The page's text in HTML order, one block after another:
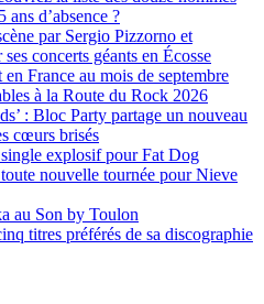
ans d’absence ?
par Sergio Pizzorno et
concerts géants en Écosse
France au mois de septembre
à la Route du Rock 2026
: Bloc Party partage un nouveau
cœurs brisés
explosif pour Fat Dog
nouvelle tournée pour Nieve
au Son by Toulon
titres préférés de sa discographie